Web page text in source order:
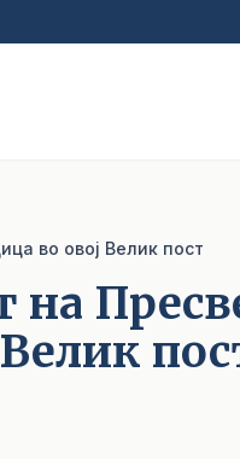
во овој Велик пост
на